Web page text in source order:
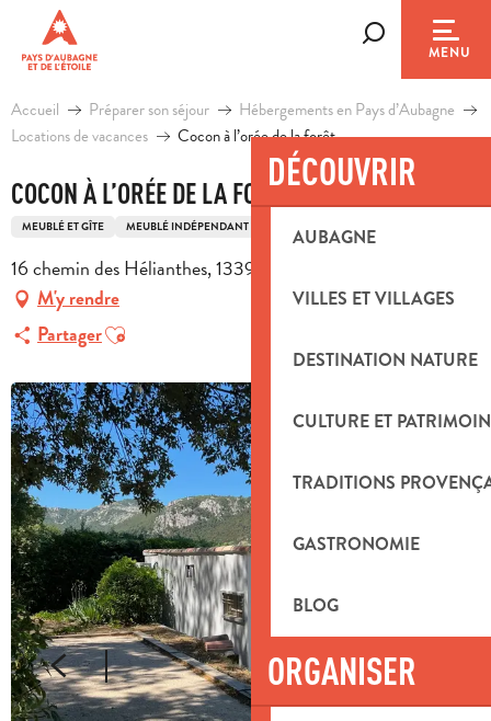
contenu
principal
MENU
DÉCOUVRIR
AUBAGNE
VILLES ET VILLAGES
DESTINATION NATURE
CULTURE ET
TRADITIONS
GASTRONOMIE
BLOG
ORGANISER
Accueil Préparer son séjour
Hébergements en Pays d’Aubagne
Locations de vacances
Cocon à l’orée de la forêt
COCON À L’ORÉE DE LA FORÊT
MEUBLÉ ET GÎTE MEUBLÉ INDÉPENDANT STUDIO
16 chemin des Hélianthes, 13390 Auriol
M'y rendre
PartagerAjouter aux favoris